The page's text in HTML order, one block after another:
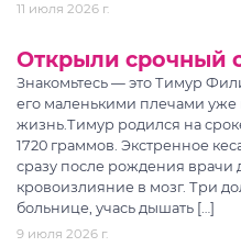
11 июля 2026 г.
Открыли срочный
Знакомьтесь — это Тимур
его маленькими плечами уже
жизнь.Тимур родился на
1720 граммов. Экстренное
сразу после рождения
кровоизлияние в мозг. Три
больнице, учась дышать […]
9 июля 2026 г.